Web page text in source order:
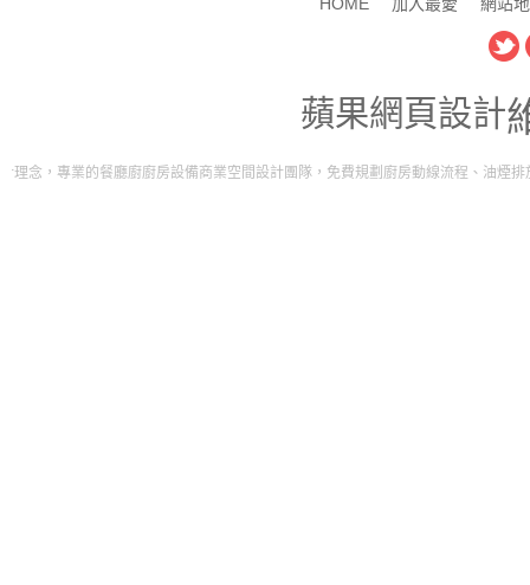
HOME 加入最愛 網站
蘋果網頁設計
廚房設備商業空間設計團隊，免費規劃廚房動線流程、油煙排放工程。打造